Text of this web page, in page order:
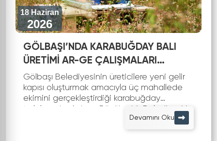
18 Haziran
2026
GÖLBAŞI’NDA KARABUĞDAY BALI
ÜRETİMİ AR-GE ÇALIŞMALARI
BAŞLADI
Gölbaşı Belediyesinin üreticilere yeni gelir
kapısı oluşturmak amacıyla üç mahallede
ekimini gerçekleştirdiği karabuğday
tarlalarında, Ankara Büyükşehir Belediyesi iş
birliğiyle monofloral karabuğday...Devamını Oku